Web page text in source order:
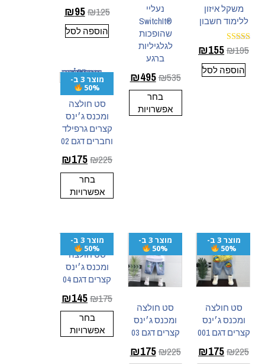
משקל איזון
ללימוד חשבון
דורג
5.00
מתוך 5
₪195
₪155
הוספה לסל
נעליי
®SwitchIt
שהופכות
לגלגיליות
ברגע
₪535
₪495
בחר
אפשרויות
₪125
₪95
הוספה לסל
מוצר 3 ב-
50%
סט חולצה
ומכנס ג׳ינס
קצרים גרפילד
וחברים דגם 02
₪225
₪175
בחר
אפשרויות
מוצר 3 ב-
50%
סט חולצה
ומכנס ג׳ינס
קצרים דגם 001
₪225
₪175
מוצר 3 ב-
50%
סט חולצה
ומכנס ג׳ינס
קצרים דגם 03
₪225
₪175
מוצר 3 ב-
50%
סט חולצה
ומכנס ג׳ינס
קצרים דגם 04
₪175
₪145
בחר
אפשרויות